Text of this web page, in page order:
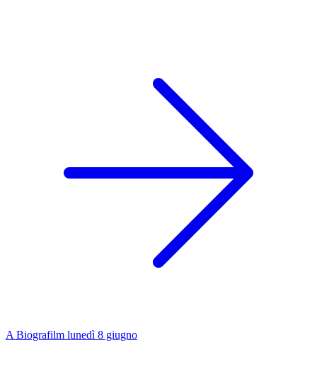
A Biografilm lunedì 8 giugno